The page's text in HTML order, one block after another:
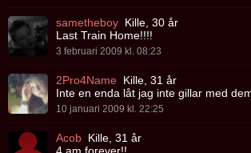
sametheboy Kille, 30 år
Last Train Home!!!!
3 februari 2009 kl. 08:23
2Pro4Name Kille, 31 år
Inte en enda låt jag inte gillar med
10 januari 2009 kl. 22:25
Acob Kille, 31 år